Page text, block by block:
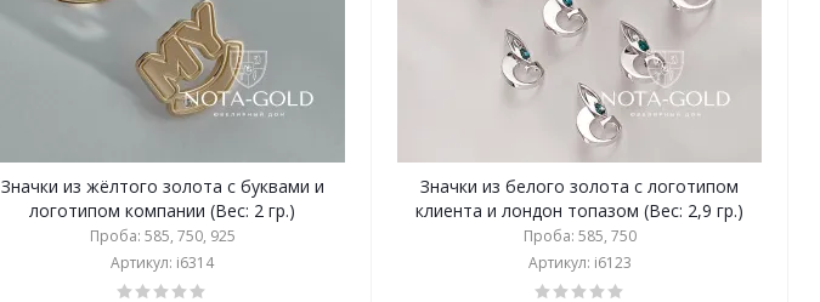
Значки из жёлтого золота с буквами и
логотипом компании (Вес: 2 гр.)
Проба: 585, 750, 925
Артикул: i6314
Значки из белого золота с логотипом
клиента и лондон топазом (Вес: 2,9 гр.)
Проба: 585, 750
Артикул: i6123